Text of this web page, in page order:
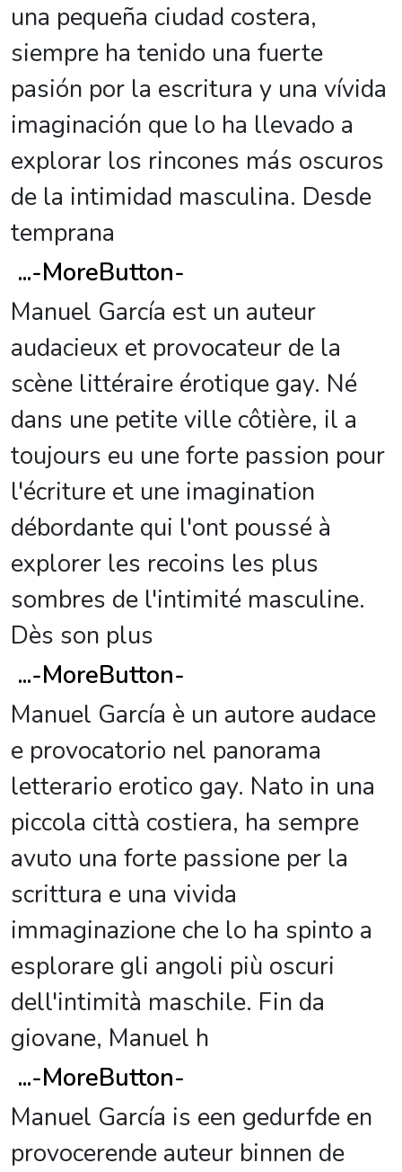
una pequeña ciudad costera,
siempre ha tenido una fuerte
pasión por la escritura y una vívida
imaginación que lo ha llevado a
explorar los rincones más oscuros
de la intimidad masculina. Desde
temprana
...-MoreButton-
Manuel García est un auteur
audacieux et provocateur de la
scène littéraire érotique gay. Né
dans une petite ville côtière, il a
toujours eu une forte passion pour
l'écriture et une imagination
débordante qui l'ont poussé à
explorer les recoins les plus
sombres de l'intimité masculine.
Dès son plus
...-MoreButton-
Manuel García è un autore audace
e provocatorio nel panorama
letterario erotico gay. Nato in una
piccola città costiera, ha sempre
avuto una forte passione per la
scrittura e una vivida
immaginazione che lo ha spinto a
esplorare gli angoli più oscuri
dell'intimità maschile. Fin da
giovane, Manuel h
...-MoreButton-
Manuel García is een gedurfde en
provocerende auteur binnen de